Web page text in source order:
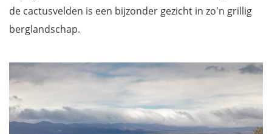
de cactusvelden is een bijzonder gezicht in zo'n grillig
berglandschap.